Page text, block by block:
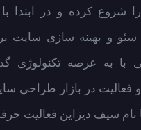
شروع کرده و در ابتدا
و بهینه سازی سایت
با به عرصه تکنولوژی
در بازار طراحی
نام سیف دیزاین فعالیت